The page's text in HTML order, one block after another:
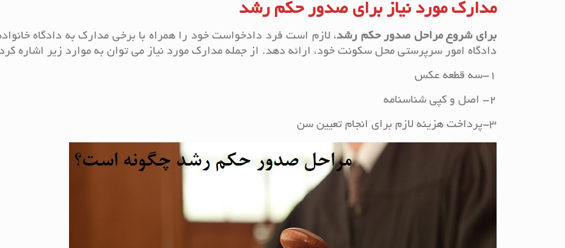
مدارک مورد نیاز برای صدور حکم رشد
برای شروع مراحل صدور حکم رشد، لازم است فرد دادخواست خود را همراه با برخی مدارک به دادگاه
دادگاه امور سرپرستی محل سکونت خود، ارائه دهد. از جمله مدارک مورد نیاز می توان به موارد زیر اشاره
1-سه قطعه عکس
2- اصل و کپی شناسنامه
3-پرداخت هزینه لازم برای انجام تعیین سن